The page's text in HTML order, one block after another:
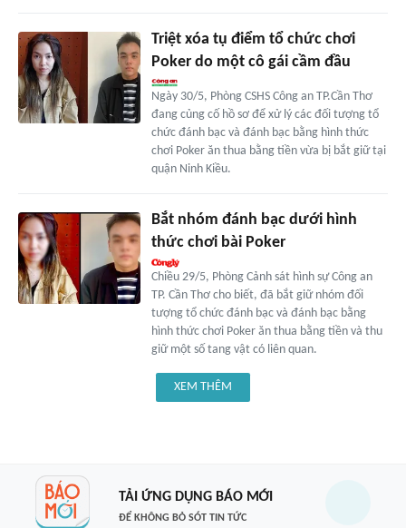
Triệt xóa tụ điểm tổ chức chơi
Poker do một cô gái cầm đầu
Ngày 30/5, Phòng CSHS Công an TP.Cần Thơ
đang củng cố hồ sơ để xử lý các đối tượng tổ
chức đánh bạc và đánh bạc bằng hình thức
chơi Poker ăn thua bằng tiền vừa bị bắt giữ tại
quận Ninh Kiều.
Bắt nhóm đánh bạc dưới hình
thức chơi bài Poker
Chiều 29/5, Phòng Cảnh sát hình sự Công an
TP. Cần Thơ cho biết, đã bắt giữ nhóm đối
tượng tổ chức đánh bạc và đánh bạc bằng
hình thức chơi Poker ăn thua bằng tiền và thu
giữ một số tang vật có liên quan.
XEM THÊM
TẢI ỨNG DỤNG BÁO MỚI
ĐỂ KHÔNG BỎ SÓT TIN TỨC